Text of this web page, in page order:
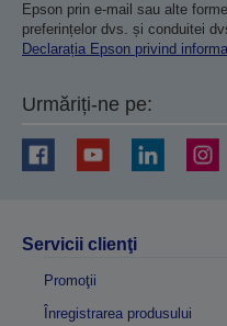
Epson prin e-mail sau alte
preferințelor dvs. și conduitei
Declarația Epson privind
Urmăriți-ne pe:
Servicii clienţi
Promoţii
Înregistrarea produsului